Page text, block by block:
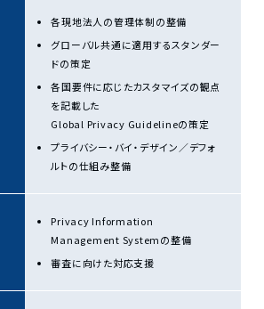
各現地法人の管理体制の整備
グローバル共通に適用するスタンダー
ドの策定
各国要件に応じたカスタマイズの観点
を記載した
Global Privacy Guidelineの策定
プライバシー・バイ・デザイン／デフォ
ルトの仕組み整備
Privacy Information
Management Systemの整備
審査に向けた対応支援